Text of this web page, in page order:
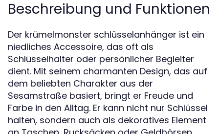
Beschreibung und Funktionen
Der krümelmonster schlüsselanhänger ist ein
niedliches Accessoire, das oft als
Schlüsselhalter oder persönlicher Begleiter
dient. Mit seinem charmanten Design, das auf
dem beliebten Charakter aus der
Sesamstraße basiert, bringt er Freude und
Farbe in den Alltag. Er kann nicht nur Schlüssel
halten, sondern auch als dekoratives Element